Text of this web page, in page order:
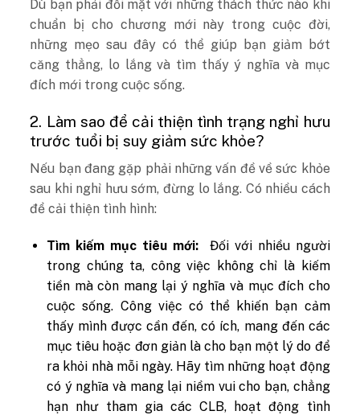
Dù bạn phải đối mặt với những thách thức nào khi
chuẩn bị cho chương mới này trong cuộc đời,
những mẹo sau đây có thể giúp bạn giảm bớt
căng thẳng, lo lắng và tìm thấy ý nghĩa và mục
đích mới trong cuộc sống.
2. Làm sao để cải thiện tình trạng nghỉ hưu
trước tuổi bị suy giảm sức khỏe?
Nếu bạn đang gặp phải những vấn đề về sức khỏe
sau khi nghỉ hưu sớm, đừng lo lắng. Có nhiều cách
để cải thiện tình hình:
Tìm kiếm mục tiêu mới:Đối với nhiều người
trong chúng ta, công việc không chỉ là kiếm
tiền mà còn mang lại ý nghĩa và mục đích cho
cuộc sống. Công việc có thể khiến bạn cảm
thấy mình được cần đến, có ích, mang đến các
mục tiêu hoặc đơn giản là cho bạn một lý do để
ra khỏi nhà mỗi ngày. Hãy tìm những hoạt động
có ý nghĩa và mang lại niềm vui cho bạn, chẳng
hạn như tham gia các CLB, hoạt động tình